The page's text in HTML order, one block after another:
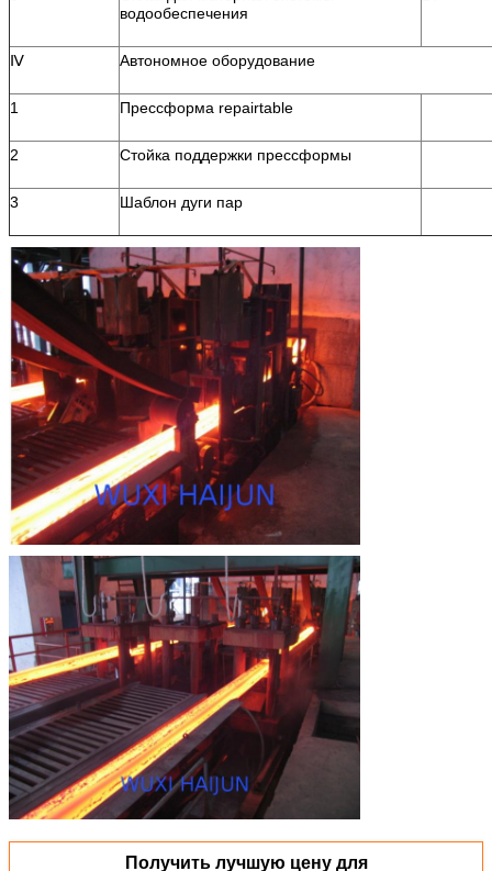
водообеспечения
Ⅳ Автономное оборудование
1 Прессформа repairtable
2 Стойка поддержки прессформы
3 Шаблон дуги пар
Получить лучшую цену для